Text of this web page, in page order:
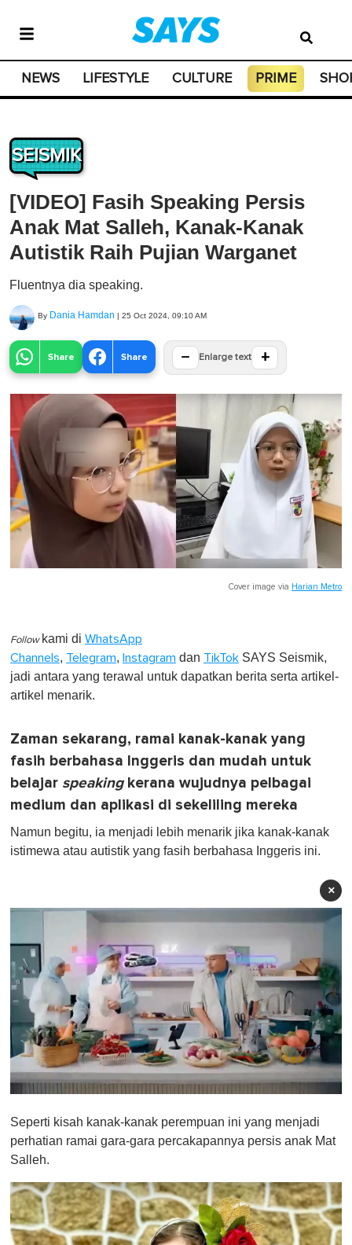
NEWS LIFESTYLE CULTURE PRIME
SEISMIK
[VIDEO] Fasih Speaking Persis
Anak Mat Salleh, Kanak-Kanak
Autistik Raih Pujian Warganet
Fluentnya dia speaking.
By Dania Hamdan | 25 Oct 2024, 09:10 AM
Share Share − Enlarge text +
Cover image via Harian Metro
Follow kami di WhatsApp
Channels, Telegram, Instagram dan TikTok SAYS Seismik,
jadi antara yang terawal untuk dapatkan berita serta artikel-
artikel menarik.
Zaman sekarang, ramai kanak-kanak yang
fasih berbahasa Inggeris dan mudah untuk
belajar speakingkerana wujudnya pelbagai
medium dan aplikasi di sekeliling mereka
Namun begitu, ia menjadi lebih menarik jika kanak-kanak
istimewa atau autistik yang fasih berbahasa Inggeris ini.
×
f
1
m
i
u
t
e
,
0
Seperti kisah kanak-kanak perempuan ini yang menjadi
perhatian ramai gara-gara percakapannya persis anak Mat
Salleh.